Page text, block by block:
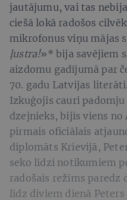
jautājumu, vai tas
ciešā lokā radošos
mikrofonus viņu mājas
ļustra!»* bija savējiem
aizdomu gadījumā par
70. gadu Latvijas literāti.
Izkuģojis cauri
dzejnieks, bijis viens
pirmais oficiālais
diplomāts Krievijā,
seko līdzi notikumiem
radošais režīms paredz
līdz diviem dienā